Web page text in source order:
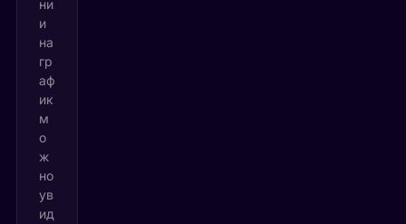
ни
и
на
гр
аф
ик
м
о
ж
но
ув
ид